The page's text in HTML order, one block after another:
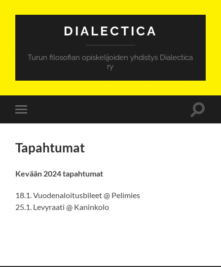
DIALECTICA
Turun filosofian opiskelijoiden yhdistys Dialectica
ry
Toggle
mobile
Toggle
Tapahtumat
Kevään 2024 tapahtumat
18.1. Vuodenaloitusbileet @ Pelimies
25.1. Levyraati @ Kaninkolo